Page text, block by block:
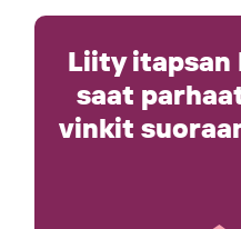
Liity itapsan
saat
vinkit